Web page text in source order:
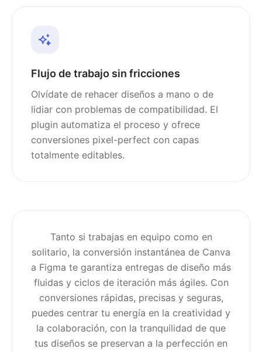
Flujo de trabajo sin fricciones
Olvídate de rehacer diseños a mano o de
lidiar con problemas de compatibilidad. El
plugin automatiza el proceso y ofrece
conversiones pixel-perfect con capas
totalmente editables.
Tanto si trabajas en equipo como en
solitario, la conversión instantánea de Canva
a Figma te garantiza entregas de diseño más
fluidas y ciclos de iteración más ágiles. Con
conversiones rápidas, precisas y seguras,
puedes centrar tu energía en la creatividad y
la colaboración, con la tranquilidad de que
tus diseños se preservan a la perfección en